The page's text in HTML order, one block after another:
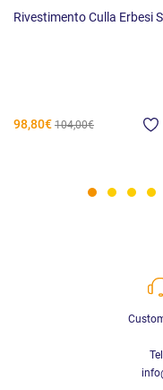
Rivestimento Culla Erbesi
98,80€ 104,00€